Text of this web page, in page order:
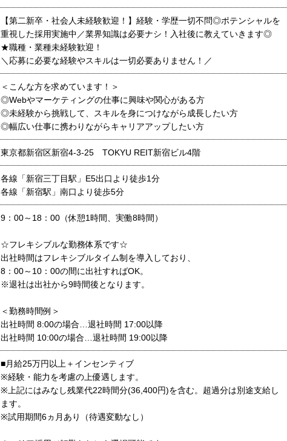
【第二新卒・社会人未経験歓迎！】経験・学歴一切不問◎ポテンシャルを
重視した採用実施中／業界知識は必要ナシ！入社後に教えていきます◎
★職種・業種未経験歓迎！
＼応募に必要な経験やスキルは一切必要ありません！／
＜こんな方を求めています！＞
◎Webやマーケティングの仕事に興味や関心がある方
◎未経験から挑戦して、スキルを身につけながら成長したい方
◎幅広い仕事に携わりながらキャリアアップしたい方
東京都新宿区新宿4-3-25 TOKYU REIT新宿ビル4階
各線「新宿三丁目駅」E5出口より徒歩1分
各線「新宿駅」南口より徒歩5分
9：00～18：00（休憩1時間、実働8時間）
☆フレキシブルな勤務体系です☆
出社時間はフレキシブルタイム制を導入しており、
8：00～10：00の間に出社すればOK。
※退社は出社から9時間後となります。
＜勤務時間例＞
出社時間 8:00の場合…退社時間 17:00以降
出社時間 10:00の場合…退社時間 19:00以降
■月給25万円以上＋インセンティブ
※経験・能力を考慮の上優遇します。
※上記にはみなし残業代22時間分(36,400円)を含む。超過分は別途支給し
ます。
※試用期間6ヵ月あり（待遇変動なし）